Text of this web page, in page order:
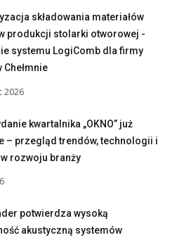
składowania materiałów
produkcji stolarki otworowej -
systemu LogiComb dla firmy
Chełmnie
2026
kwartalnika „OKNO” już
– przegląd trendów, technologii i
rozwoju branży
potwierdza wysoką
akustyczną systemów